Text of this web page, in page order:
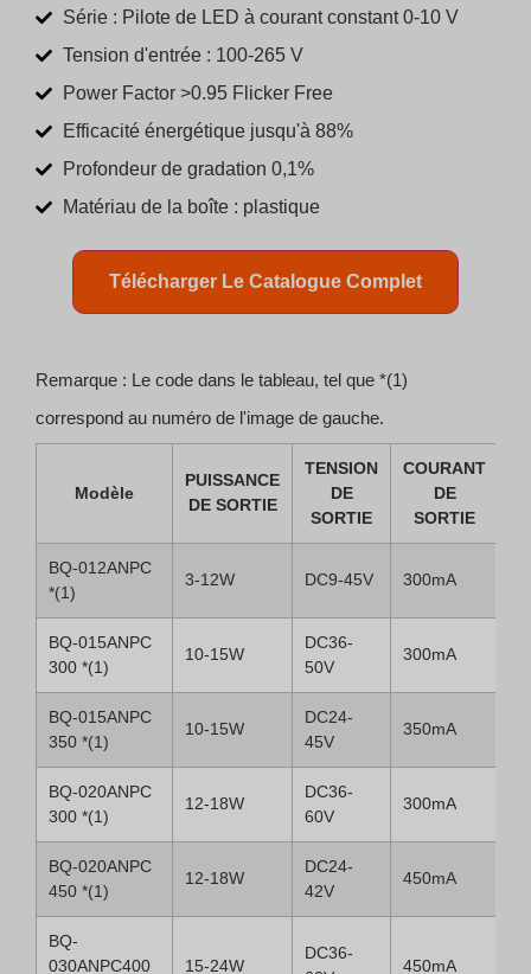
Série : Pilote de LED à courant constant 0-10 V
Tension d'entrée : 100-265 V
Power Factor >0.95 Flicker Free
Efficacité énergétique jusqu'à 88%
Profondeur de gradation 0,1%
Matériau de la boîte : plastique
Télécharger Le Catalogue Complet
Remarque : Le code dans le tableau, tel que *(1)
correspond au numéro de l'image de gauche.
Modèle
PUISSANCE
DE SORTIE
TENSION
DE
SORTIE
COURANT
DE
SORTIE
BQ-012ANPC
*(1)
3-12W DC9-45V 300mA
BQ-015ANPC
300 *(1)
10-15W
DC36-
50V
300mA
BQ-015ANPC
350 *(1)
10-15W
DC24-
45V
350mA
BQ-020ANPC
300 *(1)
12-18W
DC36-
60V
300mA
BQ-020ANPC
450 *(1)
12-18W
DC24-
42V
450mA
BQ-
030ANPC400
15-24W
DC36-
450mA